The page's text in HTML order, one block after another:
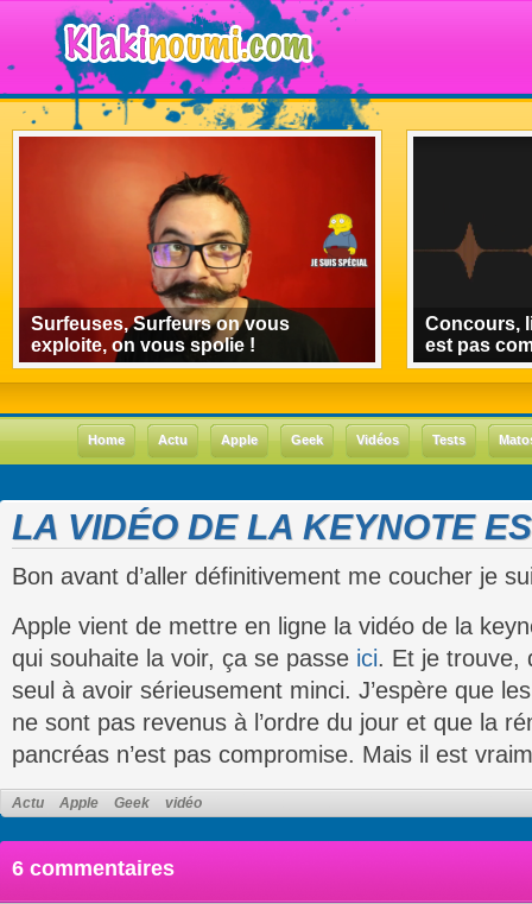
Surfeuses, Surfeurs on vous
exploite, on vous spolie !
Concours,
est pas
Home Actu Apple Geek Vidéos Tests
LA VIDÉO DE LA KEYNOTE
Bon avant d’aller définitivement me coucher je
Apple vient de mettre en ligne la vidéo de la
qui souhaite la voir, ça se passe ici. Et je trouve,
seul à avoir sérieusement minci. J’espère que
ne sont pas revenus à l’ordre du jour et que la
pancréas n’est pas compromise. Mais il est
Actu Apple Geek vidéo
6 commentaires